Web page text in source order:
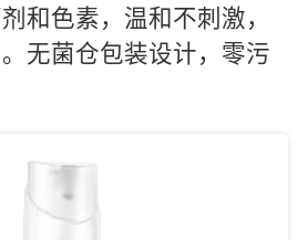
和色素，温和不刺激，
无菌仓包装设计，零污